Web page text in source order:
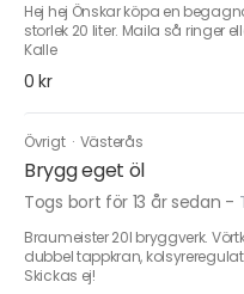
Hej hej Önskar köpa en
storlek 20 liter. Maila så ringer
Kalle
0 kr
Övrigt · Västerås
Brygg eget öl
Togs bort för 13 år sedan -
Braumeister 20l bryggverk.
dubbel tappkran,
Skickas ej!